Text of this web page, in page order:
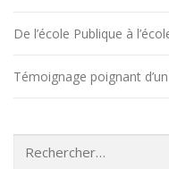
De l’école Publique à
Témoignage poignant
Rechercher :